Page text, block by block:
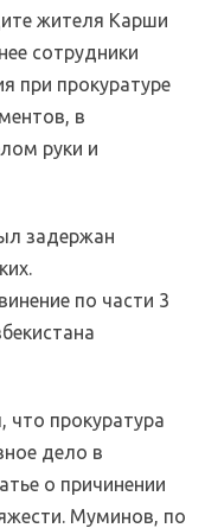
жителя Карши
сотрудники
при прокуратуре
в
руки и
задержан
по части 3
что прокуратура
дело в
о причинении
Муминов, по